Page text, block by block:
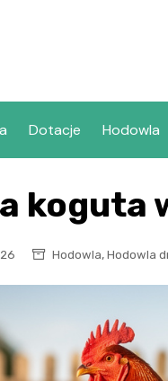
Dotacje Hodowla
koguta
Hodowla, Hodowla